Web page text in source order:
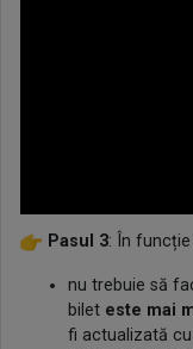
Pasul 3: În
nu trebuie să
bilet este mai
fi actualizată